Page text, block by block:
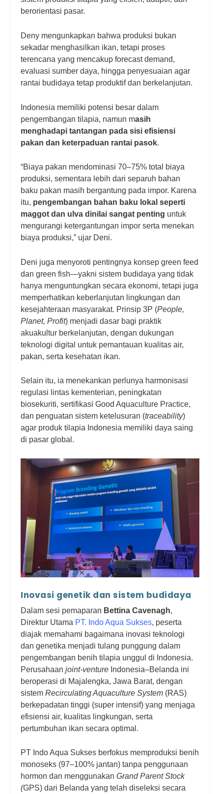
berorientasi pasar.
Deny mengunkapkan bahwa produksi bukan
sekadar menghasilkan ikan, tetapi proses
terencana yang mencakupforecast demand,
evaluasi sumber daya, hingga penyesuaian agar
rantai budidaya tetap produktif dan berkelanjutan.
Indonesia memiliki potensi besar dalam
pengembangan tilapia, namun masih
menghadapi tantangan pada sisi efisiensi
pakan dan keterpaduan rantai pasok.
“Biaya pakan mendominasi 70–75% total biaya
produksi, sementara lebih dari separuh bahan
baku pakan masih bergantung pada impor. Karena
itu, pengembangan bahan baku lokal seperti
maggot dan ulva dinilai sangat penting untuk
mengurangi ketergantungan impor serta menekan
biaya produksi,” ujar Deni.
Deni juga menyoroti pentingnya konsep green feed
dan green fish—yakni sistem budidaya yang tidak
hanya menguntungkan secara ekonomi, tetapi juga
memperhatikan keberlanjutan lingkungan dan
kesejahteraan masyarakat. Prinsip 3P (People,
Planet, Profit) menjadi dasar bagi praktik
akuakultur berkelanjutan, dengan dukungan
teknologi digital untuk pemantauan kualitas air,
pakan, serta kesehatan ikan.
Selain itu, ia menekankan perlunya harmonisasi
regulasi lintas kementerian, peningkatan
biosekuriti, sertifikasi Good Aquaculture Practice,
dan penguatan sistem ketelusuran (traceability)
agar produk tilapia Indonesia memiliki daya saing
di pasar global.
Inovasi genetik dan sistem budidaya
Dalam sesi pemaparan Bettina Cavenagh,
Direktur Utama PT. Indo Aqua Sukses, peserta
diajak memahami bagaimana inovasi teknologi
dan genetika menjadi tulang punggung dalam
pengembangan benih tilapia unggul di Indonesia.
Perusahaanjoint-venture Indonesia–Belanda ini
beroperasi di Majalengka, Jawa Barat, dengan
sistem Recirculating Aquaculture System (RAS)
berkepadatan tinggi (super intensif) yang menjaga
efisiensi air, kualitas lingkungan, serta
pertumbuhan ikan secara optimal.
PT Indo Aqua Sukses berfokus memproduksi benih
monoseks (97–100% jantan) tanpa penggunaan
hormon dan menggunakanGrand Parent Stock
(GPS) dari Belanda yang telah diseleksi secara